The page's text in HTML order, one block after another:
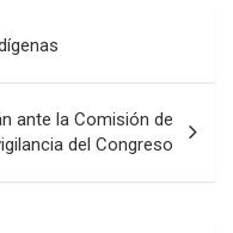
ante la Comisión de
del Congreso